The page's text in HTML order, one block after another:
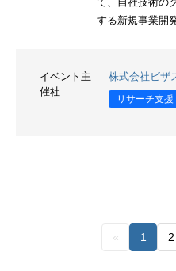
する新規事業開
イベント主
催社
株式会社ビザ
リサーチ支援
« 1 2